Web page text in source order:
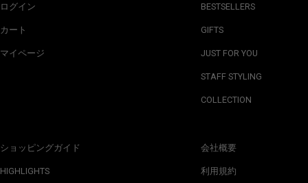
ログイン
カート
マイページ
ショッピングガイド
HIGHLIGHTS
BESTSELLERS
GIFTS
JUST FOR YOU
STAFF STYLING
COLLECTION
会社概要
利用規約